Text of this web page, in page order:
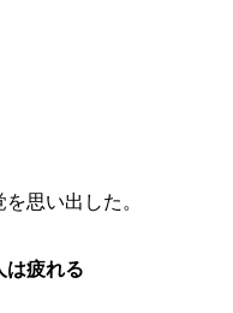
思い出した。
は疲れる